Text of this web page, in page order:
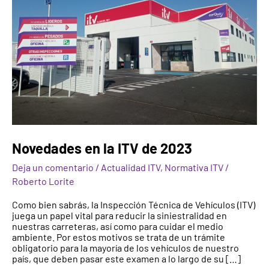
Novedades en la ITV de 2023
Deja un comentario / Actualidad ITV, Normativa ITV /
Roberto Lorite
Como bien sabrás, la Inspección Técnica de Vehículos (ITV)
juega un papel vital para reducir la siniestralidad en
nuestras carreteras, así como para cuidar el medio
ambiente. Por estos motivos se trata de un trámite
obligatorio para la mayoría de los vehículos de nuestro
país, que deben pasar este examen a lo largo de su […]